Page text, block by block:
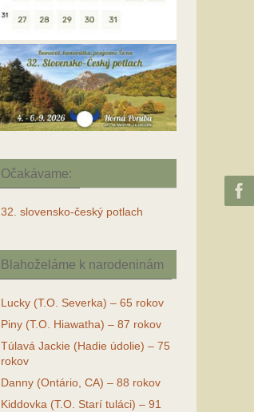
Očakávame:
32. slovensko-český potlach
Blahoželáme k narodeninám
Lucky (T.O. Severka) – 65 rokov
Piny (T.O. Hiawatha) – 87 rokov
Túlavá Jackie (Hadie údolie) – 75
rokov
Danny (Ontário, CA) – 88 rokov
Kiddovka (T.O. Starí tuláci) – 91